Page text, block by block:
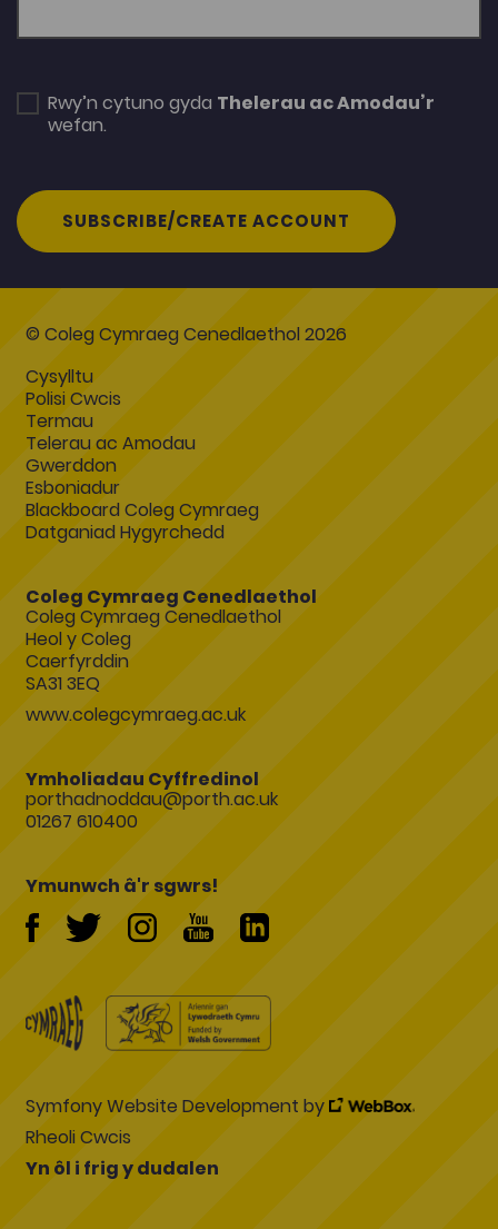
Rwy’n cytuno gyda Thelerau ac Amodau’r
wefan.
SUBSCRIBE/CREATE ACCOUNT
© Coleg Cymraeg Cenedlaethol 2026
Cysylltu
Polisi Cwcis
Termau
Telerau ac Amodau
Gwerddon
Esboniadur
Blackboard Coleg Cymraeg
Datganiad Hygyrchedd
Coleg Cymraeg Cenedlaethol
Coleg Cymraeg Cenedlaethol
Heol y Coleg
Caerfyrddin
SA31 3EQ
www.colegcymraeg.ac.uk
Ymholiadau Cyffredinol
porthadnoddau@porth.ac.uk
01267 610400
Ymunwch â'r sgwrs!
Symfony Website Development by
Rheoli Cwcis
Yn ôl i frig y dudalen